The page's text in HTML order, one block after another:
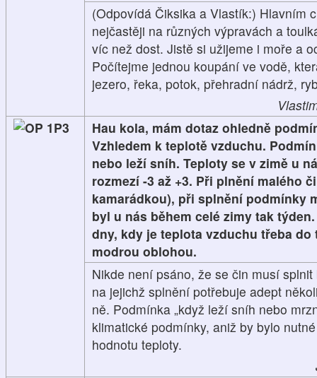
(Odpovídá Čiksika a Vlastík:) Hlavním
nejčastěji na různých výpravách a
víc než dost. Jistě si užijeme i moře a
Počítejme jednou koupání ve vodě,
jezero, řeka, potok, přehradní nádrž,
1P3
Hau kola, mám dotaz ohledně
Vzhledem k teplotě vzduchu.
nebo leží sníh. Teploty se v zimě u
rozmezí -3 až +3. Při plnění malého
kamarádkou), při splnění podmínky
byl u nás během celé zimy tak
dny, kdy je teplota vzduchu třeba
modrou oblohou.
Nikde není psáno, že se čin musí
na jejichž splnění potřebuje adept
ně. Podmínka „když leží sníh nebo
klimatické podmínky, aniž by bylo
hodnotu teploty.